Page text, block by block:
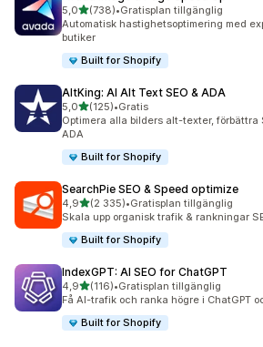
5,0av 5 stjärnor
(738)
738 recensioner totalt
•Gratisplan tillgänglig
Automatisk hastighetsoptimering med
butiker
Built for Shopify
AltKing: AI Alt Text SEO & ADA
5,0av 5 stjärnor
(125)
125 recensioner totalt
•Gratis
Optimera alla bilders alt-texter,
ADA
Built for Shopify
SearchPie SEO & Speed optimize
4,9av 5 stjärnor
(2 335)
2335 recensioner totalt
•Gratisplan tillgänglig
Skala upp organisk trafik & rankningar
Built for Shopify
IndexGPT: AI SEO for ChatGPT
4,9av 5 stjärnor
(116)
116 recensioner totalt
•Gratisplan tillgänglig
Få AI-trafik och ranka högre i ChatGPT
Built for Shopify